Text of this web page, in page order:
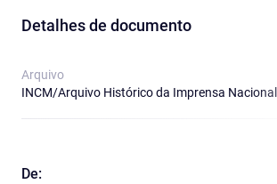
Detalhes de documento
Arquivo
INCM/Arquivo Histórico da Imprensa Nacional
De: